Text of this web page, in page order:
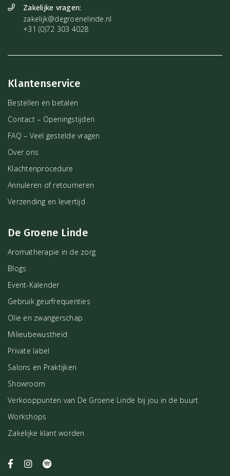
Zakelijke vragen:
zakelijk@degroenelinde.nl
+31 (0)72 303 4028
Klantenservice
Bestellen en betalen
Contact – Openingstijden
FAQ – Veel gestelde vragen
Over ons
Klachtenprocedure
Annuleren of retourneren
Verzending en levertijd
De Groene Linde
Aromatherapie in de zorg
Blogs
Event-Kalender
Gebruik geurfrequenties
Olie en zwangerschap
Milieubewustheid
Private label
Salons en Praktijken
Showroom
Verkooppunten van De Groene Linde bij jou in de buurt
Workshops
Zakelijke klant worden